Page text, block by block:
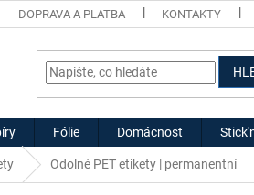
DOPRAVA A PLATBA KONTAKTY
Fólie Domácnost
Odolné PET etikety | permanentní